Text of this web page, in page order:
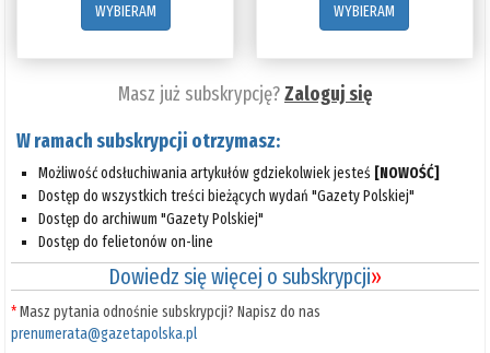
WYBIERAM
WYBIERAM
Masz już subskrypcję?Zaloguj się
W ramach subskrypcji otrzymasz:
Możliwość odsłuchiwania artykułów gdziekolwiek jesteś [NOWOŚĆ]
Dostęp do wszystkich treści bieżących wydań "Gazety Polskiej"
Dostęp do archiwum "Gazety Polskiej"
Dostęp do felietonów on-line
Dowiedz się więcej o subskrypcji»
*Masz pytania odnośnie subskrypcji? Napisz do nas
prenumerata@gazetapolska.pl